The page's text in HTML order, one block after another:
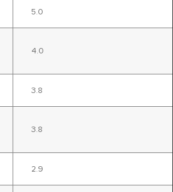
5.0
4.0
3.8
3.8
2.9